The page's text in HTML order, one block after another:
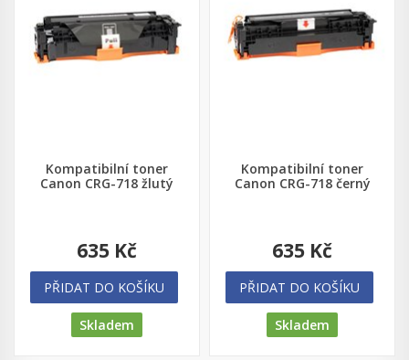
Kompatibilní toner
Canon CRG-718 žlutý
635 Kč
PŘIDAT DO KOŠÍKU
Skladem
Kompatibilní toner
Canon CRG-718 černý
635 Kč
PŘIDAT DO KOŠÍKU
Skladem